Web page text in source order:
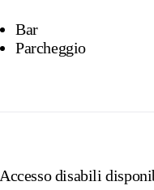
Bar
Parcheggio
Accesso disabili